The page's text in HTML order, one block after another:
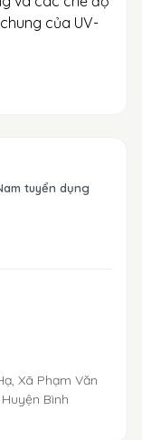
của UV-
tuyển dụng
Xã Phạm Văn
Bình